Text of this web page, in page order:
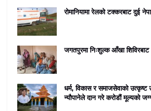
रोमानियामा रेलको टक्करबाट दुई
जगतपुरमा निःशुल्क आँखा
धर्म, विकास र समाजसेवाको उत्कृष्ट
न्यौपानेले दान गरे करोडौं मूल्यको